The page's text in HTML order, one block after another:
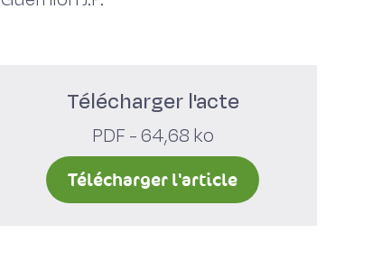
Télécharger l'acte
PDF - 64,68 ko
Télécharger l'article